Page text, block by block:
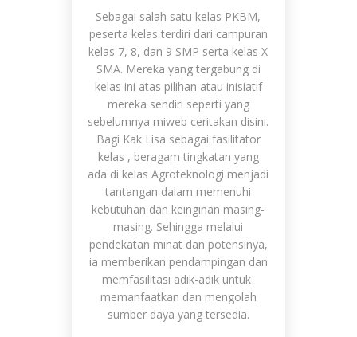
Sebagai salah satu kelas PKBM,
peserta kelas terdiri dari campuran
kelas 7, 8, dan 9 SMP serta kelas X
SMA. Mereka yang tergabung di
kelas ini atas pilihan atau inisiatif
mereka sendiri seperti yang
sebelumnya miweb ceritakan disini.
Bagi Kak Lisa sebagai fasilitator
kelas , beragam tingkatan yang
ada di kelas Agroteknologi menjadi
tantangan dalam memenuhi
kebutuhan dan keinginan masing-
masing. Sehingga melalui
pendekatan minat dan potensinya,
ia memberikan pendampingan dan
memfasilitasi adik-adik untuk
memanfaatkan dan mengolah
sumber daya yang tersedia.